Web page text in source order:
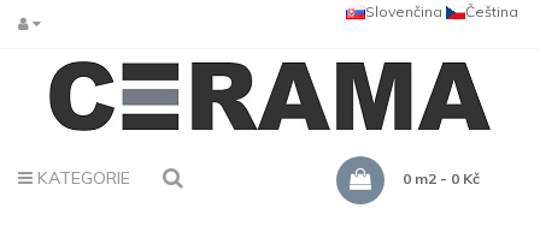
Čeština
Slovenčina
KATEGORIE 0 m2 - 0 Kč